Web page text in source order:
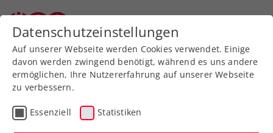
Zurück zur Newsübersicht
Verbands-Info
Warum es sich lohnt,
Datenschutzeinstellungen
Auf unserer Webseite werden Cookies verwendet. Einige
davon werden zwingend benötigt, während es uns andere
ermöglichen, Ihre Nutzererfahrung auf unserer Webseite
zu verbessern.
Essenziell Statistiken